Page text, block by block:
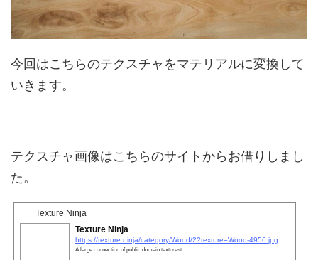
今回はこちらのテクスチャをマテリアルに変換して
いきます。
テクスチャ画像はこちらのサイトからお借りしまし
た。
Texture Ninja
Texture Ninja
https://texture.ninja/category/Wood/2?texture=Wood-4956.jpg
A large connection of public domain texturest